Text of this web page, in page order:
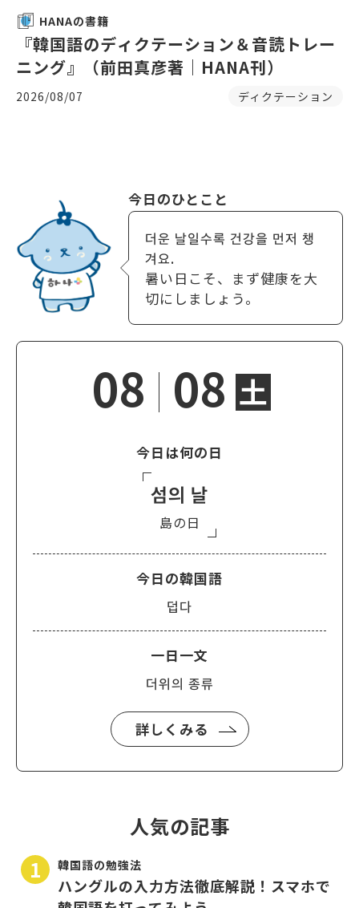
HANAの書籍
『韓国語のディクテーション＆音読トレー
ニング』（前田真彦著｜HANA刊）
2026/08/07 ディクテーション
今日のひとこと
더운 날일수록 건강을 먼저 챙
겨요.
暑い日こそ、まず健康を大
切にしましょう。
08 08 土
今日は何の日
섬의 날
島の日
今日の韓国語
덥다
一日一文
더위의 종류
詳しくみる
人気の記事
韓国語の勉強法
ハングルの入力方法徹底解説！スマホで